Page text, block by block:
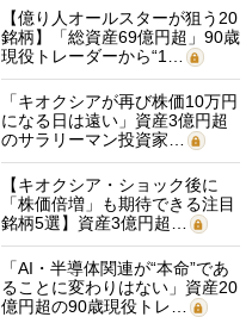
【億り人オールスターが狙う20
銘柄】「総資産69億円超」90歳
現役トレーダーから“1…
「キオクシアが再び株価10万円
になる日は遠い」資産3億円超
のサラリーマン投資家…
【キオクシア・ショック後に
「株価倍増」も期待できる注目
銘柄5選】資産3億円超…
「AI・半導体関連が“本命”であ
ることに変わりはない」資産20
億円超の90歳現役トレ…